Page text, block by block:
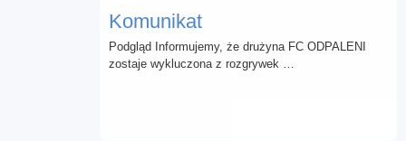
Komunikat
Podgląd Informujemy, że drużyna FC ODPALENI
zostaje wykluczona z rozgrywek …